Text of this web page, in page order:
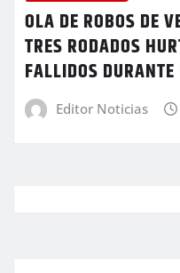
OLA DE ROBOS DE
TRES RODADOS
FALLIDOS
Editor Noticias